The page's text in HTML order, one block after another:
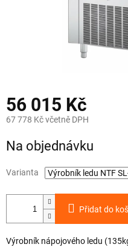
56 015 Kč
67 778 Kč včetně DPH
cena:
Na objednávku
Varianta
Přidat do
Výrobník nápojového ledu